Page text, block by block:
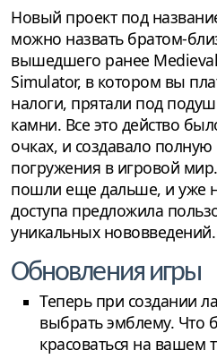
Новый проект под
можно назвать братом-
вышедшего ранее
Simulator, в котором вы
налоги, прятали под
камни. Все это действо
очках, и создавало
погружения в игровой
пошли еще дальше, и уже
доступа предложила
уникальных нововведений.
Обновления игры
Теперь при создании
выбрать эмблему. Что
красоваться на вашем